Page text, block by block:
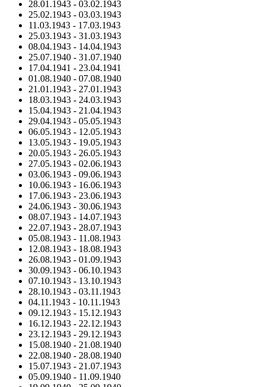
28.01.1943 - 03.02.1943
25.02.1943 - 03.03.1943
11.03.1943 - 17.03.1943
25.03.1943 - 31.03.1943
08.04.1943 - 14.04.1943
25.07.1940 - 31.07.1940
17.04.1941 - 23.04.1941
01.08.1940 - 07.08.1940
21.01.1943 - 27.01.1943
18.03.1943 - 24.03.1943
15.04.1943 - 21.04.1943
29.04.1943 - 05.05.1943
06.05.1943 - 12.05.1943
13.05.1943 - 19.05.1943
20.05.1943 - 26.05.1943
27.05.1943 - 02.06.1943
03.06.1943 - 09.06.1943
10.06.1943 - 16.06.1943
17.06.1943 - 23.06.1943
24.06.1943 - 30.06.1943
08.07.1943 - 14.07.1943
22.07.1943 - 28.07.1943
05.08.1943 - 11.08.1943
12.08.1943 - 18.08.1943
26.08.1943 - 01.09.1943
30.09.1943 - 06.10.1943
07.10.1943 - 13.10.1943
28.10.1943 - 03.11.1943
04.11.1943 - 10.11.1943
09.12.1943 - 15.12.1943
16.12.1943 - 22.12.1943
23.12.1943 - 29.12.1943
15.08.1940 - 21.08.1940
22.08.1940 - 28.08.1940
15.07.1943 - 21.07.1943
05.09.1940 - 11.09.1940